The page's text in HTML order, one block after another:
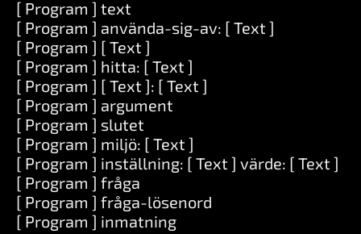
[ Program ] text
[ Program ] använda-sig-av: [ Text ]
[ Program ] [ Text ]
[ Program ] hitta: [ Text ]
[ Program ] [ Text ]: [ Text ]
[ Program ] argument
[ Program ] slutet
[ Program ] miljö: [ Text ]
[ Program ] inställning: [ Text ] värde: [ Text ]
[ Program ] fråga
[ Program ] fråga-lösenord
[ Program ] inmatning